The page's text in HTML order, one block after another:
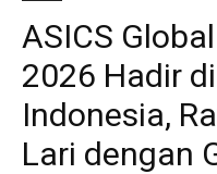
ASICS
2026 Hadir
Indonesia,
Lari dengan